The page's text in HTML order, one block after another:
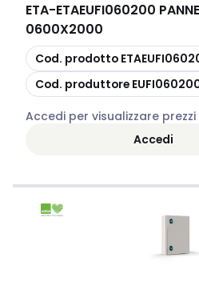
ETA-ETAEUFI060200
0600X2000
copia
Cod. prodotto
copia
Cod. produttore
Accedi per visualizzare
Accedi